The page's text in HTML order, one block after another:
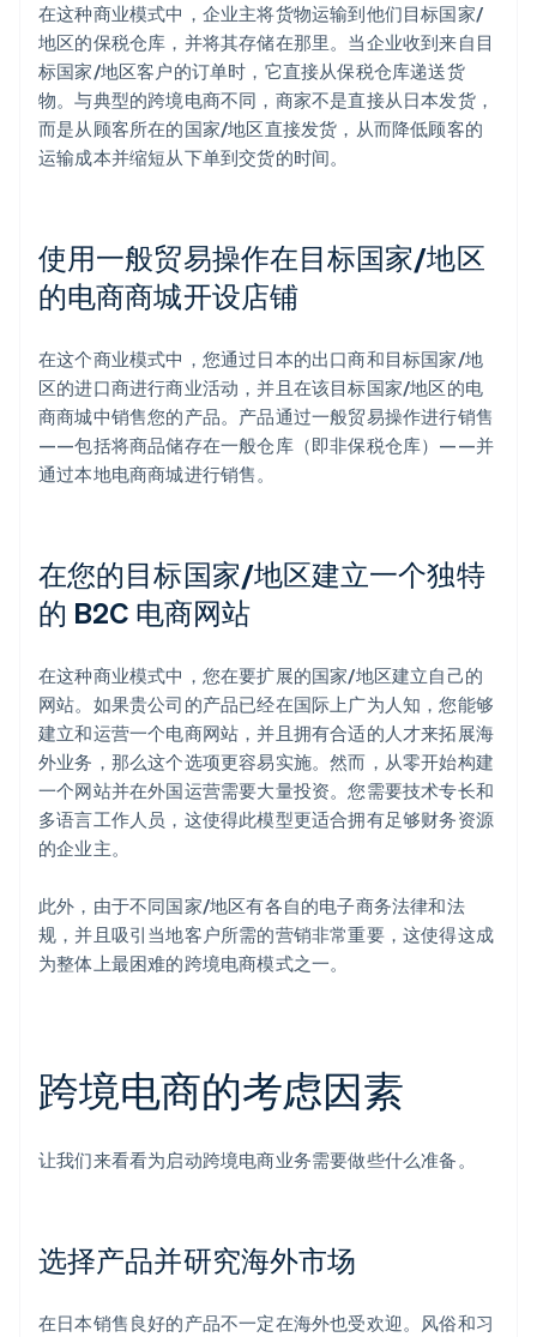
在这种商业模式中，企业主将货物运输到他们目标国家/
地区的保税仓库，并将其存储在那里。当企业收到来自目
标国家/地区客户的订单时，它直接从保税仓库递送货
物。与典型的跨境电商不同，商家不是直接从日本发货，
而是从顾客所在的国家/地区直接发货，从而降低顾客的
运输成本并缩短从下单到交货的时间。
使用一般贸易操作在目标国家/地区
的电商商城开设店铺
在这个商业模式中，您通过日本的出口商和目标国家/地
区的进口商进行商业活动，并且在该目标国家/地区的电
商商城中销售您的产品。产品通过一般贸易操作进行销售
——包括将商品储存在一般仓库（即非保税仓库）——并
通过本地电商商城进行销售。
在您的目标国家/地区建立一个独特
的 B2C 电商网站
在这种商业模式中，您在要扩展的国家/地区建立自己的
网站。如果贵公司的产品已经在国际上广为人知，您能够
建立和运营一个电商网站，并且拥有合适的人才来拓展海
外业务，那么这个选项更容易实施。然而，从零开始构建
一个网站并在外国运营需要大量投资。您需要技术专长和
多语言工作人员，这使得此模型更适合拥有足够财务资源
的企业主。
此外，由于不同国家/地区有各自的电子商务法律和法
规，并且吸引当地客户所需的营销非常重要，这使得这成
为整体上最困难的跨境电商模式之一。
跨境电商的考虑因素
让我们来看看为启动跨境电商业务需要做些什么准备。
选择产品并研究海外市场
在日本销售良好的产品不一定在海外也受欢迎。风俗和习